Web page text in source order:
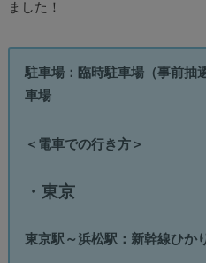
ました！
駐車場：臨時駐車場（事前抽
車場
＜電車での行き方＞
・東京
東京駅～浜松駅：新幹線ひか